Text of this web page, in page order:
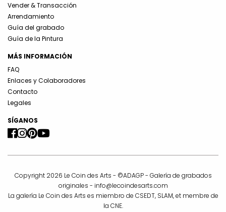
Vender & Transacción
Arrendamiento
Guía del grabado
Guía de la Pintura
MÁS INFORMACIÓN
FAQ
Enlaces y Colaboradores
Contacto
Legales
SÍGANOS
Copyright 2026 Le Coin des Arts - ©ADAGP - Galería de grabados
originales - info@lecoindesarts.com
La galería Le Coin des Arts es miembro de CSEDT, SLAM, et membre de
la CNE.